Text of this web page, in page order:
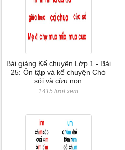
Bài giảng Kể chuyện Lớp 1 - Bài
25: Ôn tập và kể chuyện Chó
sói và cừu non
1415 lượt xem